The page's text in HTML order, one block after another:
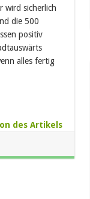
wird sicherlich
die 500
positiv
alles fertig
des Artikels